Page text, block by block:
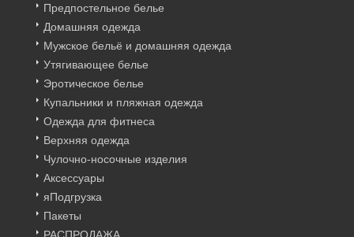
Предпостельное белье
Домашняя одежда
Мужское бельё и домашняя одежда
Утягивающее белье
Эротическое белье
Купальники и пляжная одежда
Одежда для фитнеса
Верхняя одежда
Чулочно-носочные изделия
Аксессуары
яПодгрузка
Пакеты